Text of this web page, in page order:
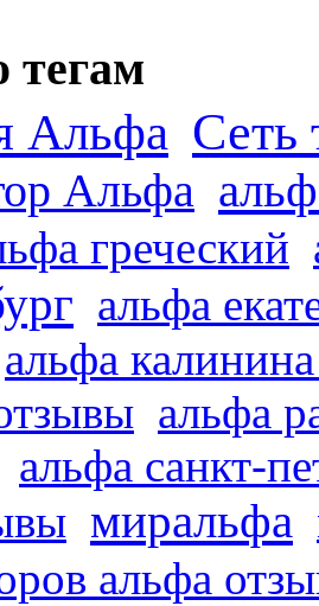
тегам
Альфа Сеть
Альфа
греческий
альфа
альфа
альфа
альфа санкт-
миральфа
альфа